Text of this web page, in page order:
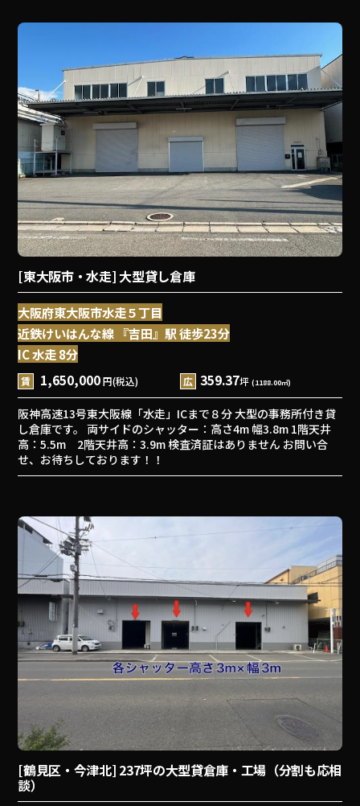
[東大阪市・水走] 大型貸し倉庫
大阪府東大阪市水走５丁目
近鉄けいはんな線 『吉田』駅 徒歩23分
IC 水走 8分
賃 1,650,000円(税込) 広 359.37坪 (1188.00㎡)
阪神高速13号東大阪線「水走」ICまで８分 大型の事務所付き貸
し倉庫です。 両サイドのシャッター：高さ4m 幅3.8m 1階天井
高：5.5m 2階天井高：3.9m 検査済証はありません お問い合
せ、お待ちしております！！
[鶴見区・今津北] 237坪の大型貸倉庫・工場（分割も応相
談）